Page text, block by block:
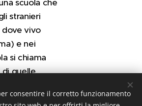
scuola che
stranieri
dove vivo
e nei
si chiama
di quelle
consentire il corretto funzionamento